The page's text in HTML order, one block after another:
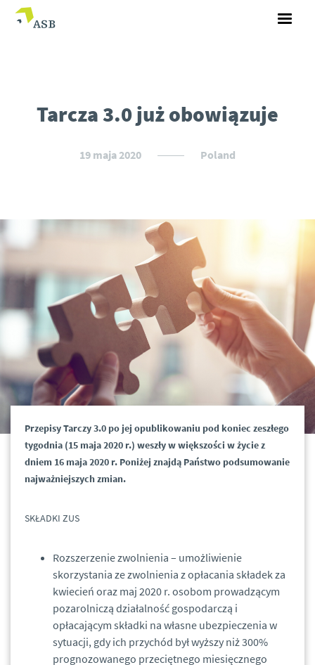
Tarcza 3.0 już obowiązuje
19 maja 2020 Poland
Przepisy Tarczy 3.0 po jej opublikowaniu pod koniec zeszłego
tygodnia (15 maja 2020 r.) weszły w większości w życie z
dniem 16 maja 2020 r. Poniżej znajdą Państwo podsumowanie
najważniejszych zmian.
SKŁADKI ZUS
Rozszerzenie zwolnienia – umożliwienie
skorzystania ze zwolnienia z opłacania składek za
kwiecień oraz maj 2020 r. osobom prowadzącym
pozarolniczą działalność gospodarczą i
opłacającym składki na własne ubezpieczenia w
sytuacji, gdy ich przychód był wyższy niż 300%
prognozowanego przeciętnego miesięcznego